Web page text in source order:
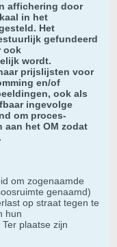
affichering door
in het
Het
gefundeerd
ook
wordt.
prijslijsten voor
en/of
ook als
ingevolge
om proces-
aan het OM zodat
om zogenaamde
genaamd)
op straat tegen te
hun
plaatse zijn